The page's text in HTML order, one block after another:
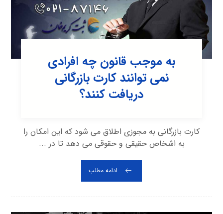
به موجب قانون چه افرادی
نمی توانند کارت بازرگانی
دریافت کنند؟
کارت بازرگانی به مجوزی اطلاق می شود که این امکان را
به اشخاص حقیقی و حقوقی می دهد تا در ...
ادامه مطلب